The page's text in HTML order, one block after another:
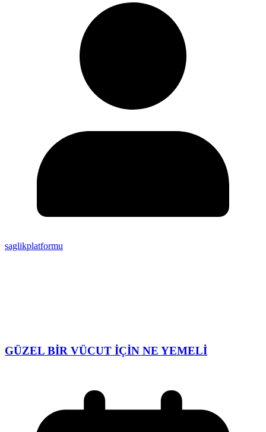
saglikplatformu
GÜZEL BİR VÜCUT İÇİN NE YEMELİ